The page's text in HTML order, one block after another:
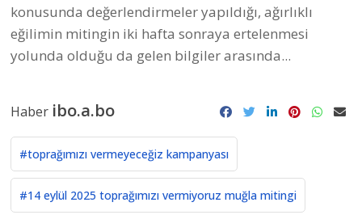
konusunda değerlendirmeler yapıldığı, ağırlıklı
eğilimin mitingin iki hafta sonraya ertelenmesi
yolunda olduğu da gelen bilgiler arasında...
Haber ibo.a.bo
#toprağımızı vermeyeceğiz kampanyası
#14 eylül 2025 toprağımızı vermiyoruz muğla mitingi